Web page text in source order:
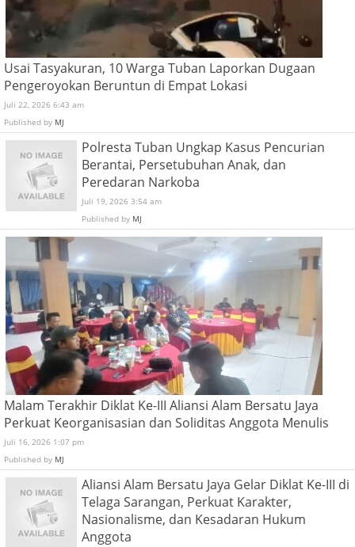
Usai Tasyakuran, 10 Warga Tuban Laporkan Dugaan
Pengeroyokan Beruntun di Empat Lokasi
Juli 22, 2026 6:43 am
Published by MJ
Polresta Tuban Ungkap Kasus Pencurian
Berantai, Persetubuhan Anak, dan
Peredaran Narkoba
Juli 19, 2026 3:54 am
Published by MJ
Malam Terakhir Diklat Ke-III Aliansi Alam Bersatu Jaya
Perkuat Keorganisasian dan Soliditas Anggota Menulis
Juli 16, 2026 1:07 pm
Published by MJ
Aliansi Alam Bersatu Jaya Gelar Diklat Ke-III di
Telaga Sarangan, Perkuat Karakter,
Nasionalisme, dan Kesadaran Hukum
Anggota